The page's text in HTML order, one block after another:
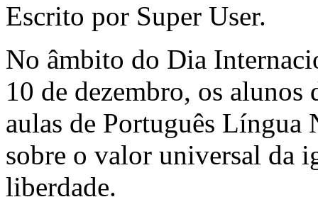
Escrito por Super User.
No âmbito do Dia
10 de dezembro, os
aulas de Português
sobre o valor universal da
liberdade.